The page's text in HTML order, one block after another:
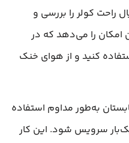
راحت کولر را بررسی و
امکان را می‌دهد که در
کنید و از هوای خنک
به‌طور مداوم استفاده
است هر 2-3 ماه یک‌بار سرویس شود. این کار